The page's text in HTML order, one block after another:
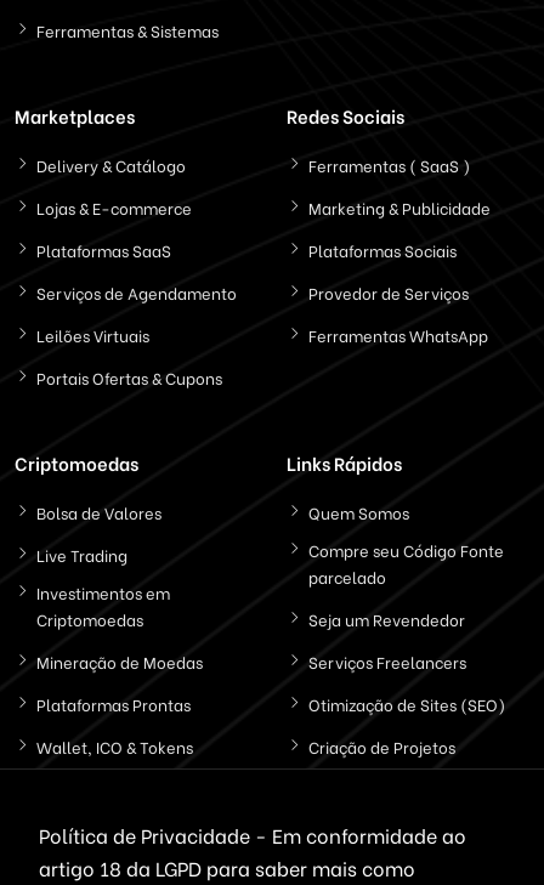
Ferramentas & Sistemas
Marketplaces
Delivery & Catálogo
Lojas & E-commerce
Plataformas SaaS
Serviços de Agendamento
Leilões Virtuais
Portais Ofertas & Cupons
Redes Sociais
Ferramentas ( SaaS )
Marketing & Publicidade
Plataformas Sociais
Provedor de Serviços
Ferramentas WhatsApp
Criptomoedas
Bolsa de Valores
Live Trading
Investimentos em
Criptomoedas
Mineração de Moedas
Plataformas Prontas
Wallet, ICO & Tokens
Links Rápidos
Quem Somos
Compre seu Código Fonte
parcelado
Seja um Revendedor
Serviços Freelancers
Otimização de Sites (SEO)
Criação de Projetos
Política de Privacidade - Em conformidade ao
artigo 18 da LGPD para saber mais como